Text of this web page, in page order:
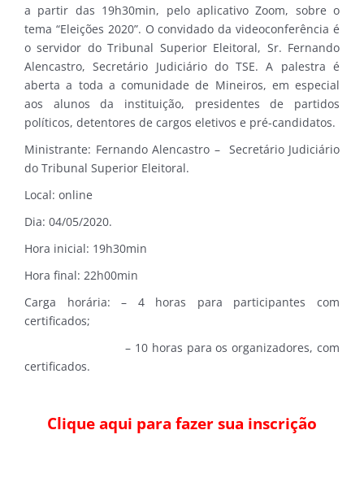
a partir das 19h30min, pelo aplicativo Zoom, sobre o
tema “Eleições 2020”. O convidado da videoconferência é
o servidor do Tribunal Superior Eleitoral, Sr. Fernando
Alencastro, Secretário Judiciário do TSE. A palestra é
aberta a toda a comunidade de Mineiros, em especial
aos alunos da instituição, presidentes de partidos
políticos, detentores de cargos eletivos e pré-candidatos.
Ministrante: Fernando Alencastro – Secretário Judiciário
do Tribunal Superior Eleitoral.
Local: online
Dia: 04/05/2020.
Hora inicial: 19h30min
Hora final: 22h00min
Carga horária: – 4 horas para participantes com
certificados;
– 10 horas para os organizadores, com
certificados.
Clique aqui para fazer sua inscrição